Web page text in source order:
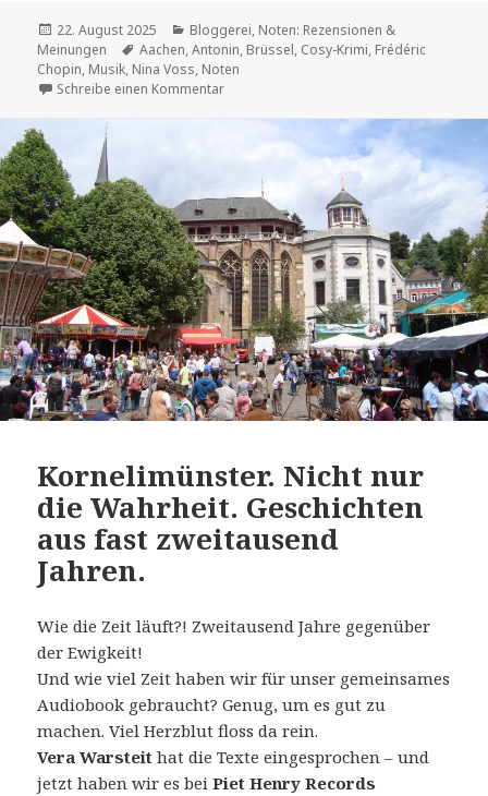
Veröffentlicht
am
22. August 2025 Kategorien
Bloggerei, Noten: Rezensionen &
Meinungen
Schlagwörter
Aachen,Antonin, Brüssel, Cosy-Krimi, Frédéric
Chopin, Musik, Nina Voss, Noten
Schreibe einen Kommentarzu Die verschollenen Noten
Kornelimünster. Nicht nur
die Wahrheit. Geschichten
aus fast zweitausend
Jahren.
Wie die Zeit läuft?! Zweitausend Jahre gegenüber
der Ewigkeit!
Und wie viel Zeit haben wir für unser gemeinsames
Audiobook gebraucht? Genug, um es gut zu
machen. Viel Herzblut floss da rein.
Vera Warsteit hat die Texte eingesprochen – und
jetzt haben wir es beiPiet Henry Records